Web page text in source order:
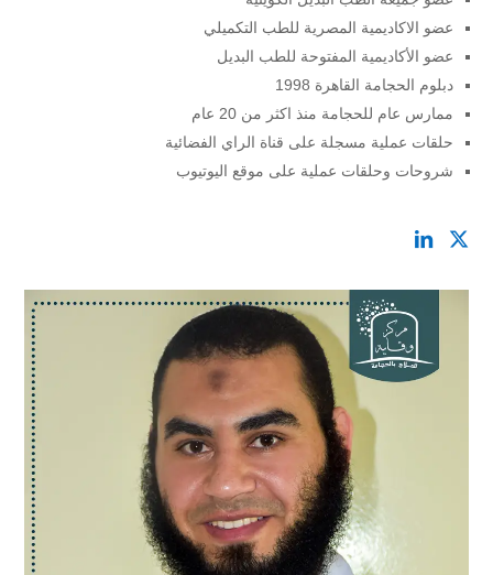
عضو الاكاديمية المصرية للطب التكميلي
عضو الأكاديمية المفتوحة للطب البديل
دبلوم الحجامة القاهرة 1998
ممارس عام للحجامة منذ اكثر من 20 عام
حلقات عملية مسجلة على قناة الراي الفضائية
شروحات وحلقات عملية على موقع اليوتيوب